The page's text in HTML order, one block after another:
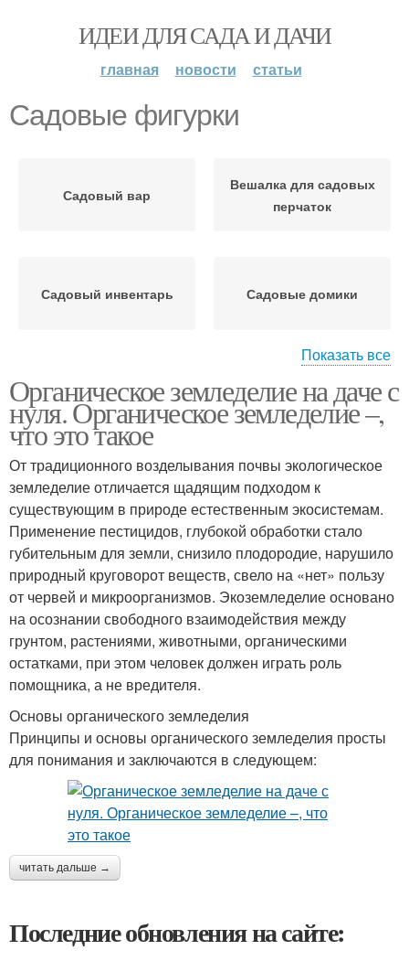
ИДЕИ ДЛЯ САДА И ДАЧИ
главная новости статьи
Садовые фигурки
Садовый вар
Вешалка для садовых
перчаток
Садовый инвентарь Садовые домики
Садовые мостики
Показать все
Органическое земледелие на даче с
нуля. Органическое земледелие –,
что это такое
От традиционного возделывания почвы экологическое
земледелие отличается щадящим подходом к
существующим в природе естественным экосистемам.
Применение пестицидов, глубокой обработки стало
губительным для земли, снизило плодородие, нарушило
природный круговорот веществ, свело на «нет» пользу
от червей и микроорганизмов. Экоземледелие основано
на осознании свободного взаимодействия между
грунтом, растениями, животными, органическими
остатками, при этом человек должен играть роль
помощника, а не вредителя.
Основы органического земледелия
Принципы и основы органического земледелия просты
для понимания и заключаются в следующем:
читать дальше →
Последние обновления на сайте: